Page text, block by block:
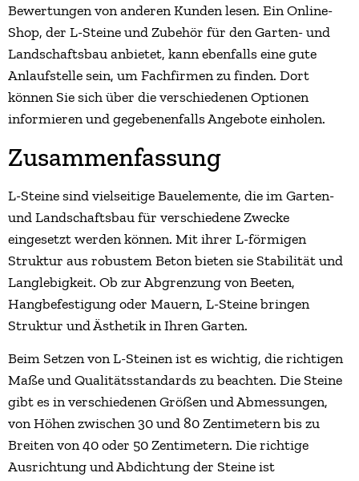
Bewertungen von anderen Kunden lesen. Ein Online-
Shop, der L-Steine und Zubehör für den Garten- und
Landschaftsbau anbietet, kann ebenfalls eine gute
Anlaufstelle sein, um Fachfirmen zu finden. Dort
können Sie sich über die verschiedenen Optionen
informieren und gegebenenfalls Angebote einholen.
Zusammenfassung
L-Steine sind vielseitige Bauelemente, die im Garten-
und Landschaftsbau für verschiedene Zwecke
eingesetzt werden können. Mit ihrer L-förmigen
Struktur aus robustem Beton bieten sie Stabilität und
Langlebigkeit. Ob zur Abgrenzung von Beeten,
Hangbefestigung oder Mauern, L-Steine bringen
Struktur und Ästhetik in Ihren Garten.
Beim Setzen von L-Steinen ist es wichtig, die richtigen
Maße und Qualitätsstandards zu beachten. Die Steine
gibt es in verschiedenen Größen und Abmessungen,
von Höhen zwischen 30 und 80 Zentimetern bis zu
Breiten von 40 oder 50 Zentimetern. Die richtige
Ausrichtung und Abdichtung der Steine ist